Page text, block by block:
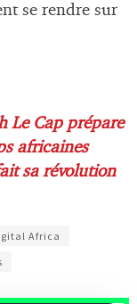
se rendre sur
Le Cap prépare
africaines
sa révolution
Africa